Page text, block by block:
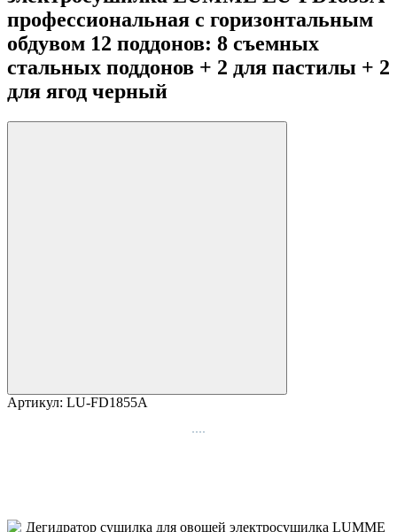
профессиональная с горизонтальным
обдувом 12 поддонов: 8 съемных
стальных поддонов + 2 для пастилы + 2
для ягод черный
Артикул: LU-FD1855A